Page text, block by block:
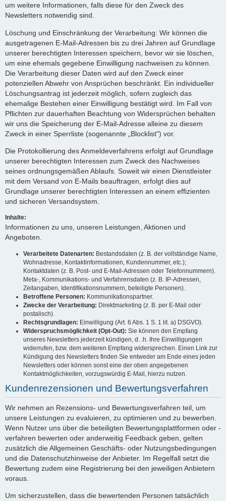
um weitere Informationen, falls diese für den Zweck des
Newsletters notwendig sind.
Löschung und Einschränkung der Verarbeitung: Wir können die
ausgetragenen E-Mail-Adressen bis zu drei Jahren auf Grundlage
unserer berechtigten Interessen speichern, bevor wir sie löschen,
um eine ehemals gegebene Einwilligung nachweisen zu können.
Die Verarbeitung dieser Daten wird auf den Zweck einer
potenziellen Abwehr von Ansprüchen beschränkt. Ein individueller
Löschungsantrag ist jederzeit möglich, sofern zugleich das
ehemalige Bestehen einer Einwilligung bestätigt wird. Im Fall von
Pflichten zur dauerhaften Beachtung von Widersprüchen behalten
wir uns die Speicherung der E-Mail-Adresse alleine zu diesem
Zweck in einer Sperrliste (sogenannte „Blocklist") vor.
Die Protokollierung des Anmeldeverfahrens erfolgt auf Grundlage
unserer berechtigten Interessen zum Zweck des Nachweises
seines ordnungsgemäßen Ablaufs. Soweit wir einen Dienstleister
mit dem Versand von E-Mails beauftragen, erfolgt dies auf
Grundlage unserer berechtigten Interessen an einem effizienten
und sicheren Versandsystem.
Inhalte:
Informationen zu uns, unseren Leistungen, Aktionen und
Angeboten.
Verarbeitete Datenarten: Bestandsdaten (z. B. der vollständige Name,
Wohnadresse, Kontaktinformationen, Kundennummer, etc.);
Kontaktdaten (z. B. Post- und E-Mail-Adressen oder Telefonnummern).
Meta-, Kommunikations- und Verfahrensdaten (z. B. IP-Adressen,
Zeitangaben, Identifikationsnummern, beteiligte Personen).
Betroffene Personen: Kommunikationspartner.
Zwecke der Verarbeitung: Direktmarketing (z. B. per E-Mail oder
postalisch).
Rechtsgrundlagen: Einwilligung (Art. 6 Abs. 1 S. 1 lit. a) DSGVO).
Widerspruchsmöglichkeit (Opt-Out): Sie können den Empfang
unseres Newsletters jederzeit kündigen, d. .h. Ihre Einwilligungen
widerrufen, bzw. dem weiteren Empfang widersprechen. Einen Link zur
Kündigung des Newsletters finden Sie entweder am Ende eines jeden
Newsletters oder können sonst eine der oben angegebenen
Kontaktmöglichkeiten, vorzugswürdig E-Mail, hierzu nutzen.
Kundenrezensionen und Bewertungsverfahren
Wir nehmen an Rezensions- und Bewertungsverfahren teil, um
unsere Leistungen zu evaluieren, zu optimieren und zu bewerben.
Wenn Nutzer uns über die beteiligten Bewertungsplattformen oder -
verfahren bewerten oder anderweitig Feedback geben, gelten
zusätzlich die Allgemeinen Geschäfts- oder Nutzungsbedingungen
und die Datenschutzhinweise der Anbieter. Im Regelfall setzt die
Bewertung zudem eine Registrierung bei den jeweiligen Anbietern
voraus.
Um sicherzustellen, dass die bewertenden Personen tatsächlich